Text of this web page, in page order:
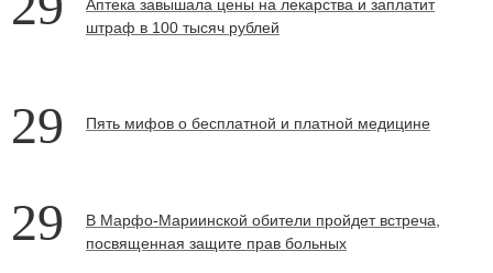
Аптека завышала цены на лекарства и заплатит
штраф в 100 тысяч рублей
29 Пять мифов о бесплатной и платной медицине
29
В Марфо-Мариинской обители пройдет встреча,
посвященная защите прав больных